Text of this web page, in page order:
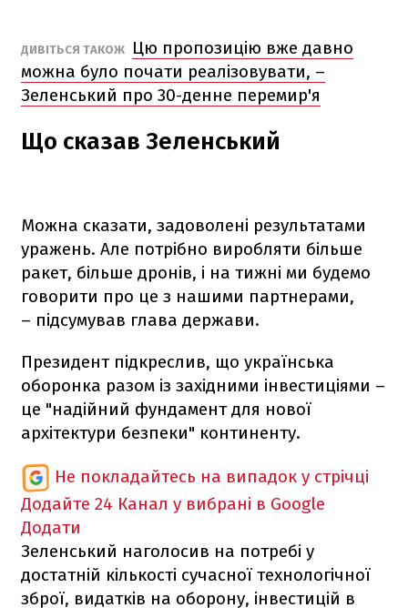
ДИВІТЬСЯ ТАКОЖ
Цю пропозицію вже давно
можна було почати реалізовувати, –
Зеленський про 30-денне перемир'я
Що сказав Зеленський
Можна сказати, задоволені результатами
уражень. Але потрібно виробляти більше
ракет, більше дронів, і на тижні ми будемо
говорити про це з нашими партнерами,
– підсумував глава держави.
Президент підкреслив, що українська
оборонка разом із західними інвестиціями –
це "надійний фундамент для нової
архітектури безпеки" континенту.
Не покладайтесь на випадок у стрічці
Додайте 24 Канал у вибрані в Google
Додати
Зеленський наголосив на потребі у
достатній кількості сучасної технологічної
зброї, видатків на оборону, інвестицій в